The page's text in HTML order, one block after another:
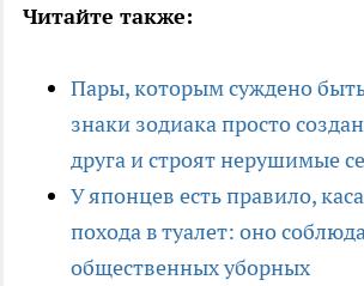
Читайте также:
Пары, которым суждено
знаки зодиака просто
друга и строят нерушимые
У японцев есть правило,
похода в туалет: оно
общественных уборных